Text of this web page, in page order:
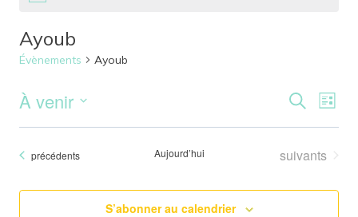
Ayoub
Évènements Ayoub
Recherche
de
Liste
À venir
date.
Évènements
précédents Aujourd’hui Évènements
suivants
S’abonner au calendrier